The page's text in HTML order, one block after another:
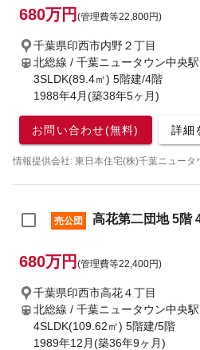
680万円 (管理費等22,800円)
千葉県印西市内野２丁目
北総線 / 千葉ニュータウン中央駅
3SLDK(89.4㎡) 5階建/4階
1988年4月(築38年5ヶ月)
お問い合わせ(無料) 詳細
情報提供会社: 東日本住宅(株)千葉ニュータ
売公団 高花第二団地 5階
680万円 (管理費等22,400円)
千葉県印西市高花４丁目
北総線 / 千葉ニュータウン中央駅
4SLDK(109.62㎡) 5階建/5階
1989年12月(築36年9ヶ月)